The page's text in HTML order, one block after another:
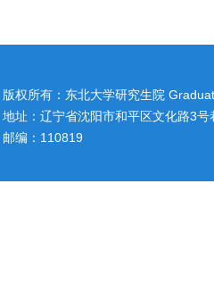
版权所有：东北大学研究生院
地址：辽宁省沈阳市和平区文化路3号
邮编：110819